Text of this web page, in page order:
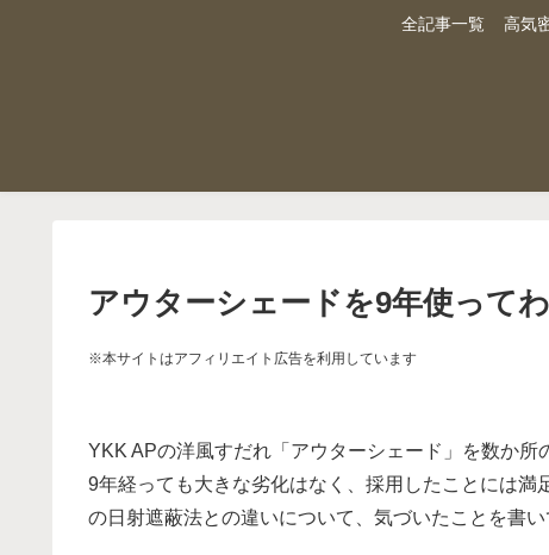
全記事一覧 高気
アウターシェードを9年使って
※本サイトはアフィリエイト広告を利用しています
YKK APの洋風すだれ「アウターシェード」を数か所
9年経っても大きな劣化はなく、採用したことには
の日射遮蔽法との違いについて、気づいたことを書い